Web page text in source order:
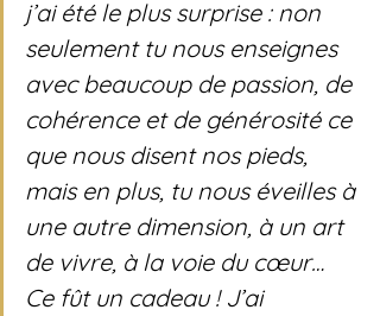
j’ai été le plus surprise : non
seulement tu nous enseignes
avec beaucoup de passion, de
cohérence et de générosité ce
que nous disent nos pieds,
mais en plus, tu nous éveilles à
une autre dimension, à un art
de vivre, à la voie du cœur…
Ce fût un cadeau ! J’ai